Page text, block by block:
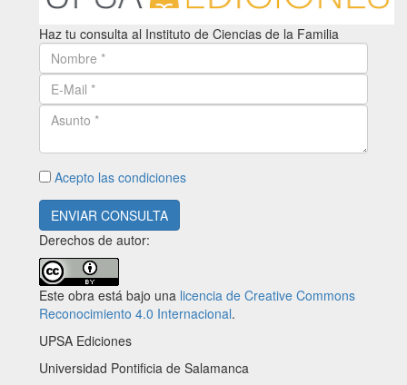
Haz tu consulta al Instituto de Ciencias de la Familia
Acepto las condiciones
ENVIAR CONSULTA
Derechos de autor:
Este obra está bajo una licencia de Creative Commons
Reconocimiento 4.0 Internacional.
UPSA Ediciones
Universidad Pontificia de Salamanca